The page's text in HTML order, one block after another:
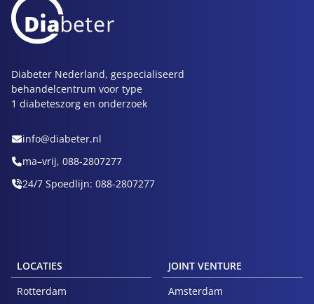
Diabeter Nederland, gespecialiseerd
behandelcentrum voor type
1 diabeteszorg en onderzoek
info@diabeter.nl
ma–vrij, 088-2807277
24/7 Spoedlijn: 088-2807277
LOCATIES
Rotterdam
JOINT VENTURE
Amsterdam